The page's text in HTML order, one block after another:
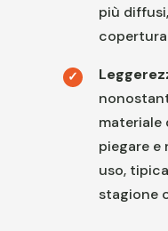
più
materiale
piegare e
uso,
stagione